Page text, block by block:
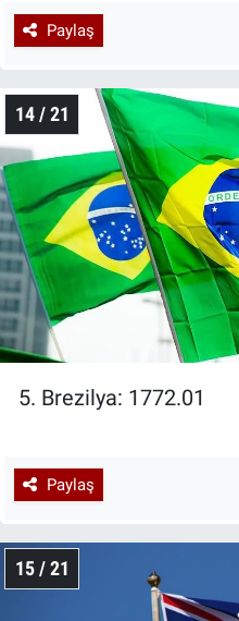
Paylaş
14 / 21
5. Brezilya: 1772.01
Paylaş
15 / 21